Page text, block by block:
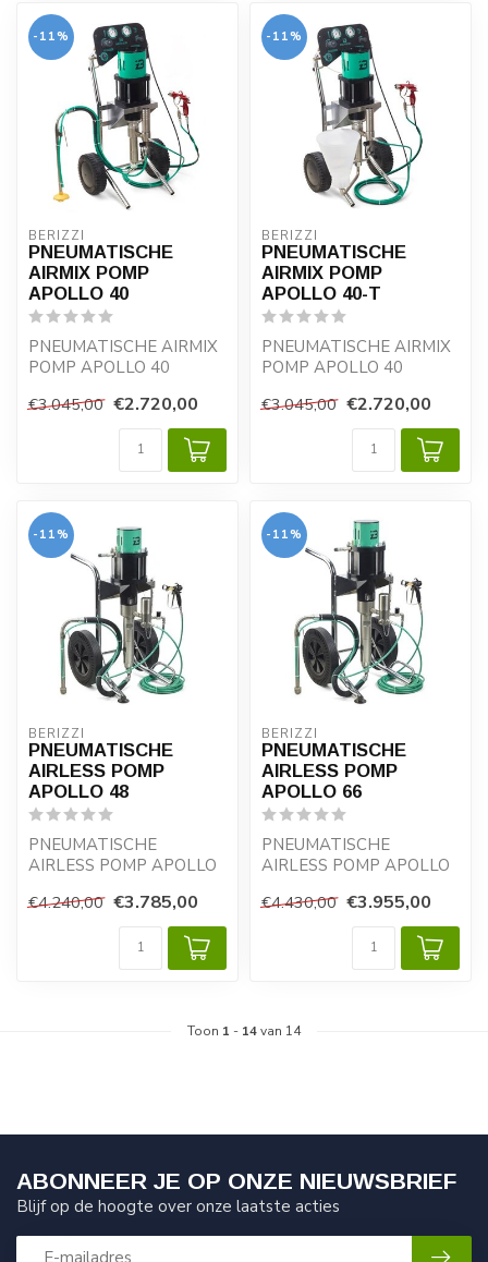
-11%
BERIZZI
PNEUMATISCHE
AIRMIX POMP
APOLLO 40
PNEUMATISCHE AIRMIX
POMP APOLLO 40
voor professioneel v...
€3.045,00 €2.720,00
-11%
BERIZZI
PNEUMATISCHE
AIRMIX POMP
APOLLO 40-T
PNEUMATISCHE AIRMIX
POMP APOLLO 40
voor professioneel v...
€3.045,00 €2.720,00
-11%
BERIZZI
PNEUMATISCHE
AIRLESS POMP
APOLLO 48
PNEUMATISCHE
AIRLESS POMP APOLLO
Pneumatische airless
zuigerpomp voor het pr...
€4.240,00 €3.785,00
-11%
BERIZZI
PNEUMATISCHE
AIRLESS POMP
APOLLO 66
PNEUMATISCHE
AIRLESS POMP APOLLO
€4.430,00 €3.955,00
Toon 1 - 14van 14
ABONNEER JE OP ONZE NIEUWSBRIEF
Blijf op de hoogte over onze laatste acties